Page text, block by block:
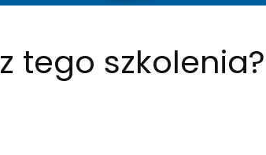
z tego szkolenia?